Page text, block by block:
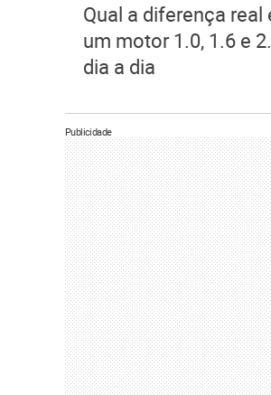
Qual a diferença real
um motor 1.0, 1.6 e
dia a dia
Publicidade